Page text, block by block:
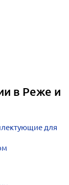
в Реже и
для